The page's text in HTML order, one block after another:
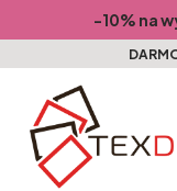
-10% na